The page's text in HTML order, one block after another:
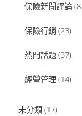
保險新聞評論
保險行銷 (23)
熱門話題(37)
經營管理 (14)
未分類(17)